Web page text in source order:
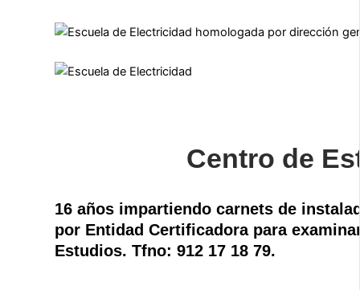
Centro de
16 años impartiendo carnets de
por Entidad Certificadora para
Estudios. Tfno: 912 17 18 79.